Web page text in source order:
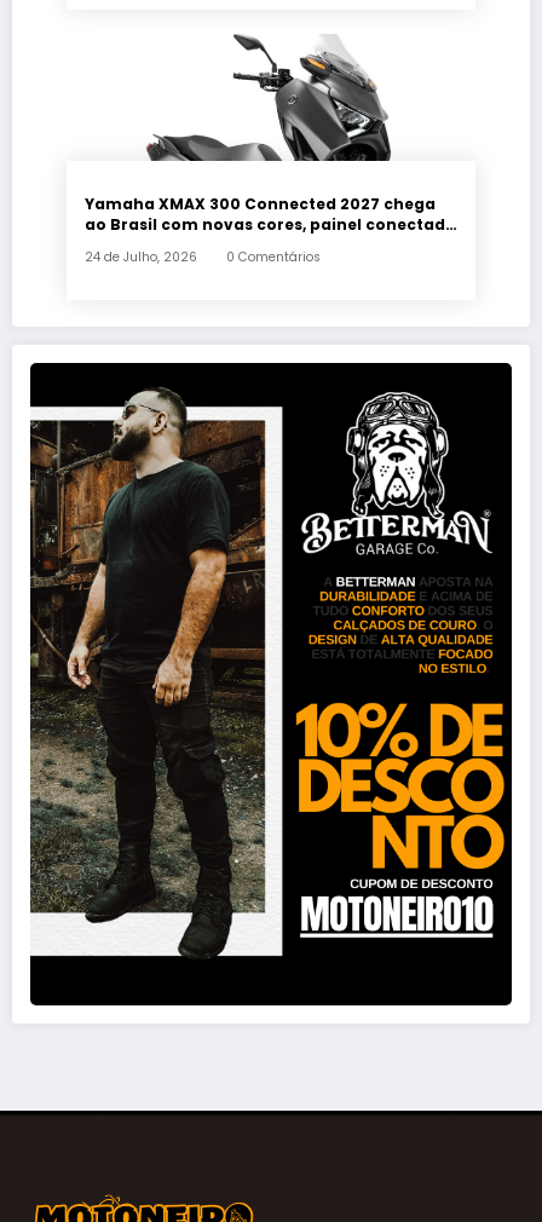
Yamaha XMAX 300 Connected 2027 chega
ao Brasil com novas cores, painel conectado
24 de Julho, 2026 0 Comentários